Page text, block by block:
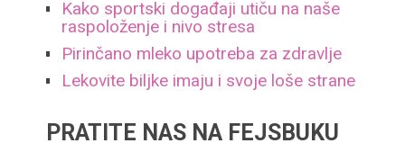
Kako sportski događaji utiču na naše
raspoloženje i nivo stresa
Pirinčano mleko upotreba za zdravlje
Lekovite biljke imaju i svoje loše strane
PRATITE NAS NA FEJSBUKU